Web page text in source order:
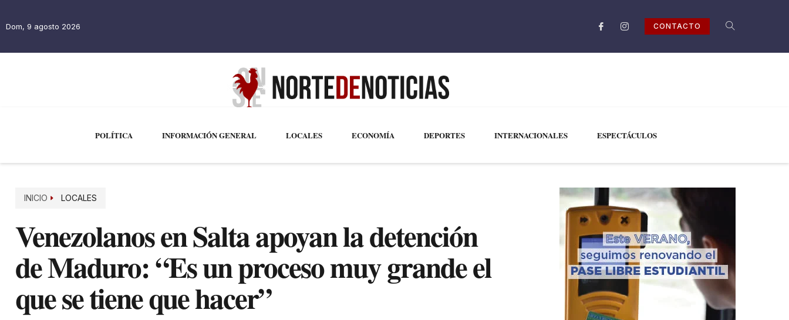
Dom, 9 agosto 2026 CONTACTO
POLÍTICA INFORMACIÓN GENERAL LOCALES ECONOMÍA DEPORTES INTERNACIONALES ESPECTÁCULOS
INICIO LOCALES
Venezolanos en Salta apoyan la detención
de Maduro: “Es un proceso muy grande el
que se tiene que hacer”